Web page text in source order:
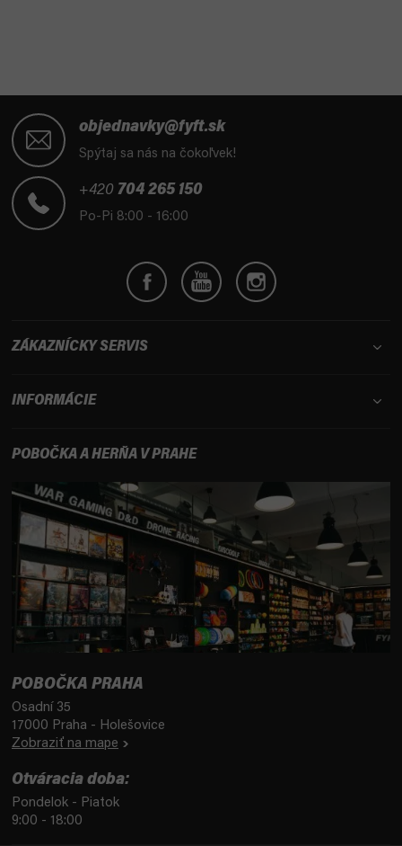
objednavky@fyft.sk
Spýtaj sa nás na čokoľvek!
+420 704 265 150
Po-Pi 8:00 - 16:00
ZÁKAZNÍCKY SERVIS
INFORMÁCIE
POBOČKA A HERŇA V PRAHE
POBOČKA PRAHA
Osadní 35
17000 Praha - Holešovice
Zobraziť na mape
Otváracia doba:
Pondelok - Piatok
9:00 - 18:00